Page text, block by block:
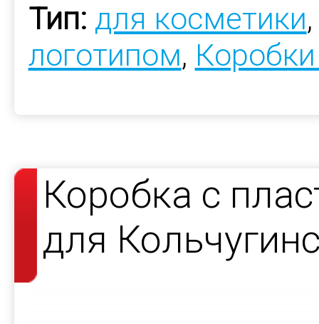
Тип: для косметики
логотипом,
Коробка с
для